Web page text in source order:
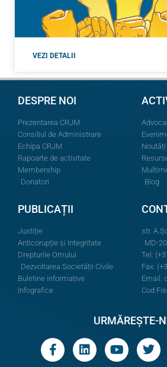
VEZI DETALII
DESPRE NOI
Prezentarea CRJM
Consiliul de Administrare
Echipa CRJM
Rapoarte de activitate
Membership
Donatori
Noutăți
Blog
PUBLICAȚII
Justiție
Anticorupție și Integritate
Drepturile Omului
Dezvoltarea Societății Civile
Buletine informative
Infografice
str.
MD-
Tel:
Fax:
Email:
Cod
URMĂREȘTE-